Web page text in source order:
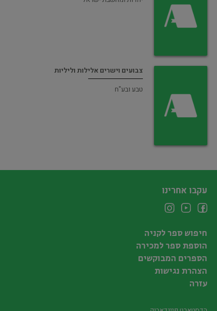
צבועים וישרים אלילות וליליות
טבע ובע"ח
עקבו אחרינו
חיפוש ספר לקניה
הוספת ספר למכירה
הספרים המבוקשים
הצהרת נגישות
עזרה